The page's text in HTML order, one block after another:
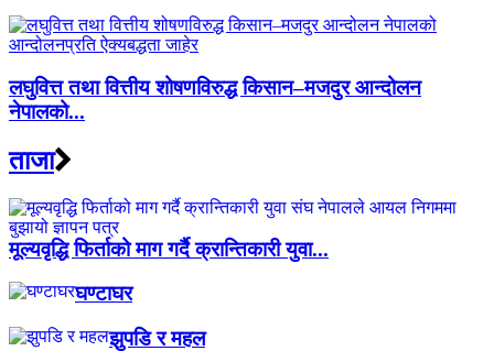
लघुवित्त तथा वित्तीय शोषणविरुद्ध किसान–मजदुर आन्दोलन
नेपालको...
ताजा
मूल्यवृद्धि फिर्ताको माग गर्दै क्रान्तिकारी युवा...
घण्टाघर
झुपडि र महल